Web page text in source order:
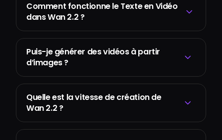
Comment fonctionne le Texte en Vidéo
dans Wan 2.2 ?
Puis-je générer des vidéos à partir
d’images ?
Quelle est la vitesse de création de
Wan 2.2 ?